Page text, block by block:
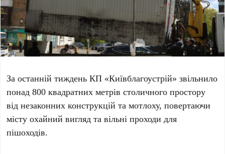
За останній тижденьКП «Київблагоустрій» звільнило
понад800 квадратних метрів столичного простору
від незаконних конструкцій та мотлоху, повертаючи
місту охайний вигляд та вільні проходи для
пішоходів.